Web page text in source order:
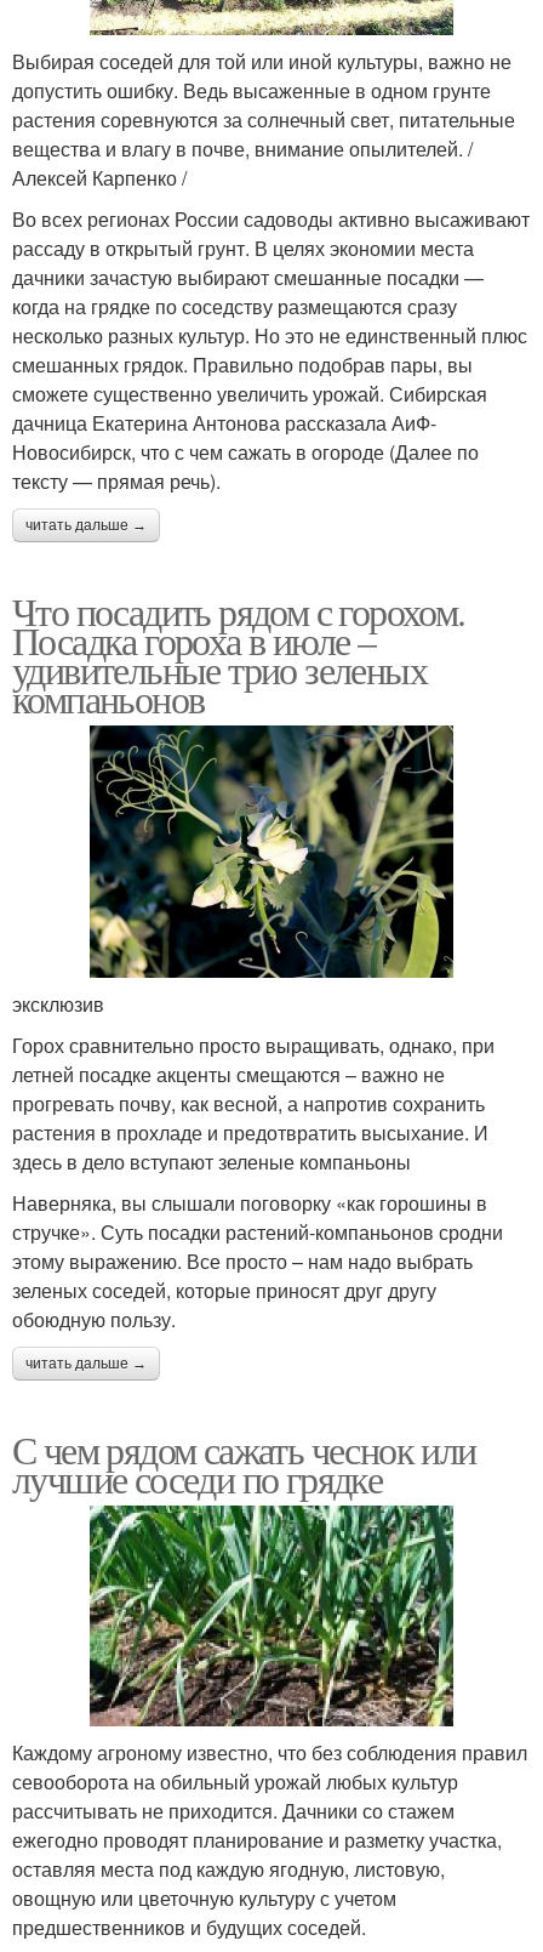
Выбирая соседей для той или иной культуры, важно не
допустить ошибку. Ведь высаженные в одном грунте
растения соревнуются за солнечный свет, питательные
вещества и влагу в почве, внимание опылителей. /
Алексей Карпенко /
Во всех регионах России садоводы активно высаживают
рассаду в открытый грунт. В целях экономии места
дачники зачастую выбирают смешанные посадки —
когда на грядке по соседству размещаются сразу
несколько разных культур. Но это не единственный плюс
смешанных грядок. Правильно подобрав пары, вы
сможете существенно увеличить урожай. Сибирская
дачница Екатерина Антонова рассказала АиФ-
Новосибирск, что с чем сажать в огороде (Далее по
тексту — прямая речь).
читать дальше →
Что посадить рядом с горохом.
Посадка гороха в июле –
удивительные трио зеленых
компаньонов
эксклюзив
Горох сравнительно просто выращивать, однако, при
летней посадке акценты смещаются – важно не
прогревать почву, как весной, а напротив сохранить
растения в прохладе и предотвратить высыхание. И
здесь в дело вступают зеленые компаньоны
Наверняка, вы слышали поговорку «как горошины в
стручке». Суть посадки растений-компаньонов сродни
этому выражению. Все просто – нам надо выбрать
зеленых соседей, которые приносят друг другу
обоюдную пользу.
читать дальше →
С чем рядом сажать чеснок или
лучшие соседи по грядке
Каждому агроному известно, что без соблюдения правил
севооборота на обильный урожай любых культур
рассчитывать не приходится. Дачники со стажем
ежегодно проводят планирование и разметку участка,
оставляя места под каждую ягодную, листовую,
овощную или цветочную культуру с учетом
предшественников и будущих соседей.